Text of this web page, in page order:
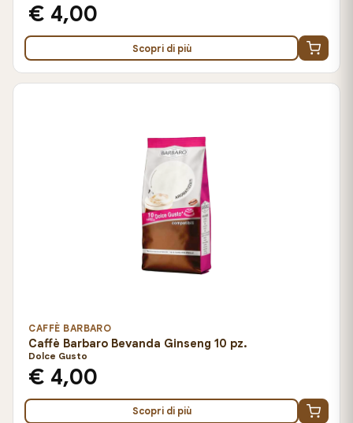
€ 4,00
Scopri di più
CAFFÈ BARBARO
Caffè Barbaro Bevanda Ginseng 10 pz.
Dolce Gusto
€ 4,00
Scopri di più